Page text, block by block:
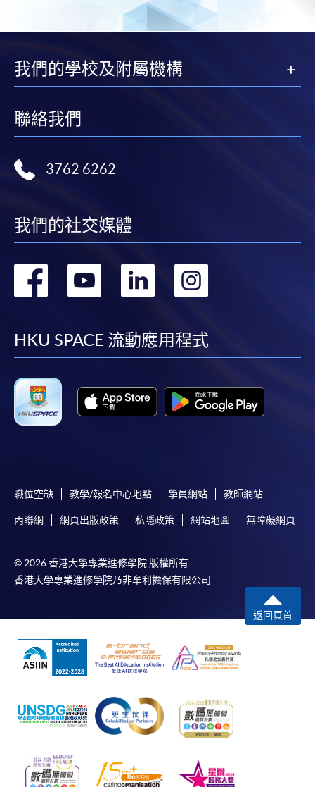
卻不能為這些資訊作出任何明確或隱含的保證。本學院尤其不
會保證下列各項：資訊並無侵犯版權，資訊可安全使用、資訊
本學院（包括其僱員及附屬機構）對你在網上付款而由下列原
付款銀行或獨立商戶因為付款的網關在處理付款的信用卡、付
款卡、智能卡或其他付款的設施時出現任何信息或資訊傳送的
來的任何信息或資訊中出現的疏忽、錯誤、誤差或遺漏；
（3）付款的網關在完成網上付款時出現的故障、失靈、或失
因，包括未獲授權進入、資料傳送的改動、任何非法行為等。
切以英文版本為準。
付款方法
1. 現金、「易辦事」（EPS）、微信支付
(WeChat Pay) 或支付寶(Alipay)
申請人可親臨學院任何一所報名中心，以現金、「易
辦事」、微信支付（WeChat Pay）或支付寶
如以劃線支票或銀行本票繳付，抬頭請註明「香港大
人姓名。 閣下可：
親臨學院各報名中心遞交劃線支票、報名表格及有關
證明文件；
或可將上述文件一併寄交各報名中心，信封上請註明
「報讀課程」，惟學院對郵遞失誤而遺失的支票及個
人資料概不負責。
3. VISA / Mastercard
申請人可親臨學院任何一所報名中心，以 VISA 或
Mastercard（包括「香港大學專業進修學院
Mastercard卡」）繳付學費。香港大學專業進修學院
Mastercard卡持有人，如報讀課程滿港幣2,000元，可
享有十個月免息分期付款優惠，惟課程申請人必須為
我們的學校及附屬機構
聯絡我們
3762 6262
我們的社交媒體
轉
facebook
轉
youtube
轉
linkedin
HKU SPACE 流動應用程式
職位空缺 教學/報名中心地點 學員網站 教師網站
內聯網 網頁出版政策 私隱政策 網站地圖 無障礙網頁
© 2026 香港大學專業進修學院 版權所有
香港大學專業進修學院乃非牟利擔保有限公司
返回頁首